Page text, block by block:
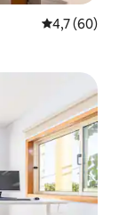
Средна
4,7 (60)